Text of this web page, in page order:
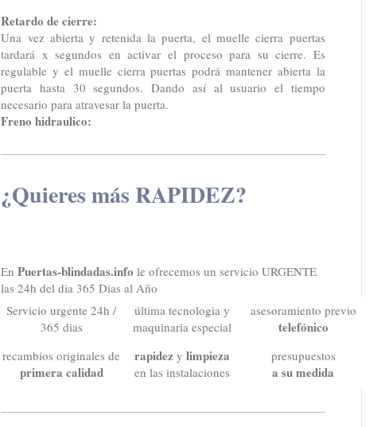
Retardo de cierre:
Una vez abierta y retenida la puerta, el muelle cierra puertas
tardará x segundos en activar el proceso para su cierre. Es
regulable y el muelle cierra puertas podrá mantener abierta la
puerta hasta 30 segundos. Dando así al usuario el tiempo
necesario para atravesar la puerta.
Freno hidraulico:
¿Quieres más RAPIDEZ?
EnPuertas-blindadas.info le ofrecemos un servicio URGENTE
las 24h del dia 365 Dias al Año
Servicio urgente 24h /
365 dias
última tecnologia y
maquinaria especial
asesoramiento previo
telefónico
recambios originales de
primera calidad
rapidez ylimpieza
en las instalaciones
presupuestos
a su medida